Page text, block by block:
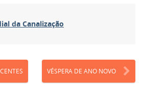
da Canalização
VÉSPERA DE ANO NOVO